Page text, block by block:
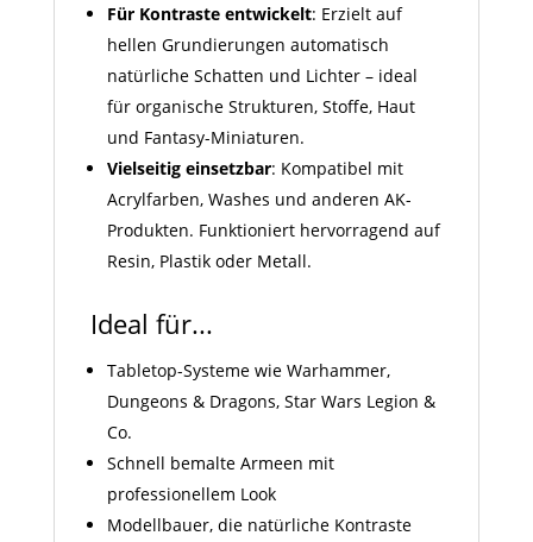
Für Kontraste entwickelt: Erzielt auf
hellen Grundierungen automatisch
natürliche Schatten und Lichter – ideal
für organische Strukturen, Stoffe, Haut
und Fantasy-Miniaturen.
Vielseitig einsetzbar: Kompatibel mit
Acrylfarben, Washes und anderen AK-
Produkten. Funktioniert hervorragend auf
Resin, Plastik oder Metall.
Ideal für...
Tabletop-Systeme wie Warhammer,
Dungeons & Dragons, Star Wars Legion &
Co.
Schnell bemalte Armeen mit
professionellem Look
Modellbauer, die natürliche Kontraste